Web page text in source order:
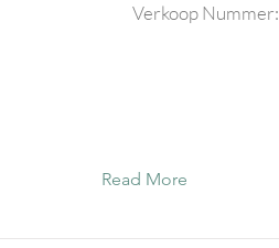
Verkoop Nummer:
Read More